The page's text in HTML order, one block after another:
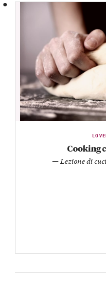
Cooking
— Lezione di